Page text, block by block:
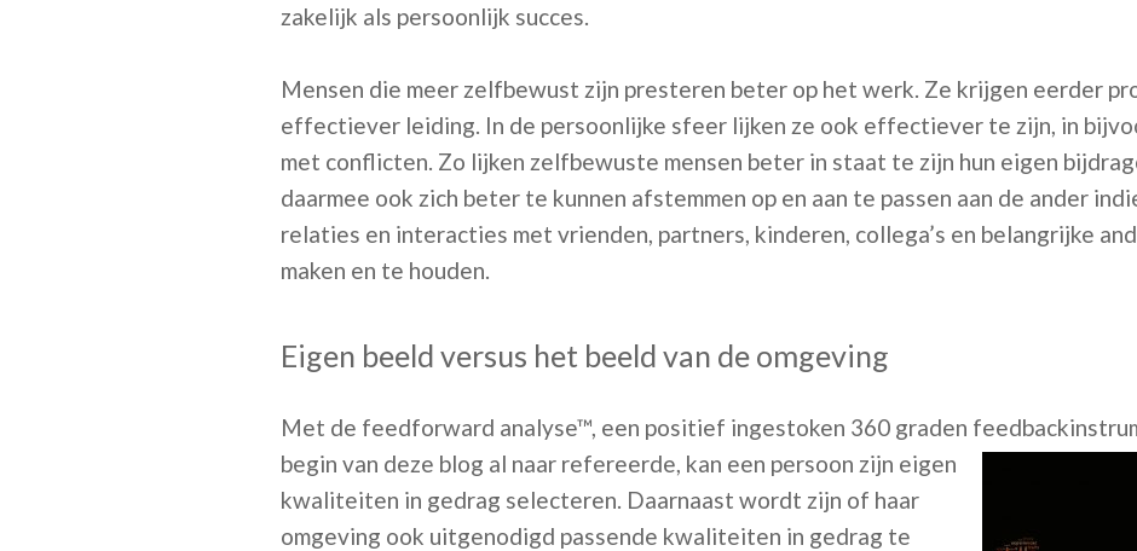
zakelijk als persoonlijk succes.
Mensen die meer zelfbewust zijn presteren beter op het werk. Ze krijgen eerder
effectiever leiding. In de persoonlijke sfeer lijken ze ook effectiever te zijn, in
met conflicten. Zo lijken zelfbewuste mensen beter in staat te zijn hun eigen
daarmee ook zich beter te kunnen afstemmen op en aan te passen aan de ander
relaties en interacties met vrienden, partners, kinderen, collega’s en belangrijke
maken en te houden.
Eigen beeld versus het beeld van de omgeving
Met de feedforward analyse™, een positief ingestoken 360 graden
begin van deze blog al naar refereerde, kan een persoon zijn eigen
kwaliteiten in gedrag selecteren. Daarnaast wordt zijn of haar
omgeving ook uitgenodigd passende kwaliteiten in gedrag te